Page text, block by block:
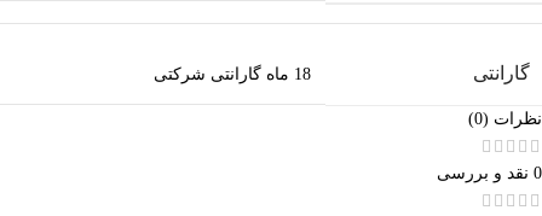
گارانتی 18 ماه گارانتی شرکتی
نظرات (0)
0 نقد و بررسی